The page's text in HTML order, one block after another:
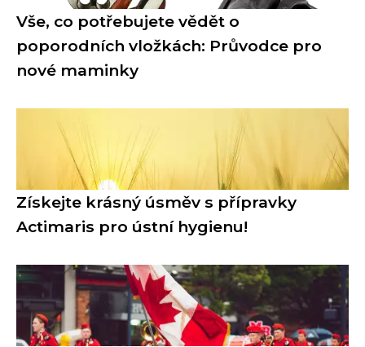
Vše, co potřebujete vědět o
poporodních vložkách: Průvodce pro
nové maminky
Získejte krásný úsměv s přípravky
Actimaris pro ústní hygienu!